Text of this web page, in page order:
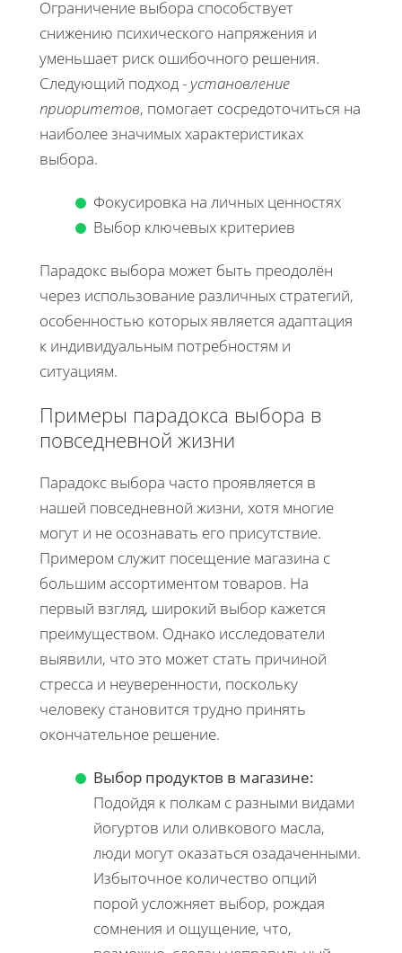
Ограничение выбора способствует
снижению психического напряжения и
уменьшает риск ошибочного решения.
Следующий подход - установление
приоритетов, помогает сосредоточиться на
наиболее значимых характеристиках
выбора.
Фокусировка на личных ценностях
Выбор ключевых критериев
Парадокс выбора может быть преодолён
через использование различных стратегий,
особенностью которых является адаптация
к индивидуальным потребностям и
ситуациям.
Примеры парадокса выбора в
повседневной жизни
Парадокс выбора часто проявляется в
нашей повседневной жизни, хотя многие
могут и не осознавать его присутствие.
Примером служит посещение магазина с
большим ассортиментом товаров. На
первый взгляд, широкий выбор кажется
преимуществом. Однако исследователи
выявили, что это может стать причиной
стресса и неуверенности, поскольку
человеку становится трудно принять
окончательное решение.
Выбор продуктов в магазине:
Подойдя к полкам с разными видами
йогуртов или оливкового масла,
люди могут оказаться озадаченными.
Избыточное количество опций
порой усложняет выбор, рождая
сомнения и ощущение, что,